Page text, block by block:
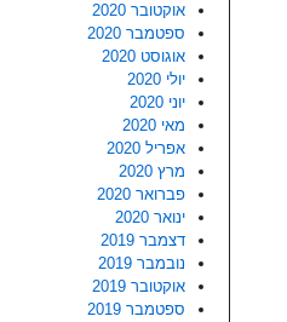
אוקטובר 2020
ספטמבר 2020
אוגוסט 2020
יולי 2020
יוני 2020
מאי 2020
אפריל 2020
מרץ 2020
פברואר 2020
ינואר 2020
דצמבר 2019
נובמבר 2019
אוקטובר 2019
ספטמבר 2019